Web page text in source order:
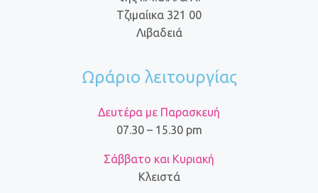
Τζιμαίικα 321 00
Λιβαδειά
Ωράριο λειτουργίας
Δευτέρα με Παρασκευή
07.30 – 15.30 pm
Σάββατο και Κυριακή
Κλειστά